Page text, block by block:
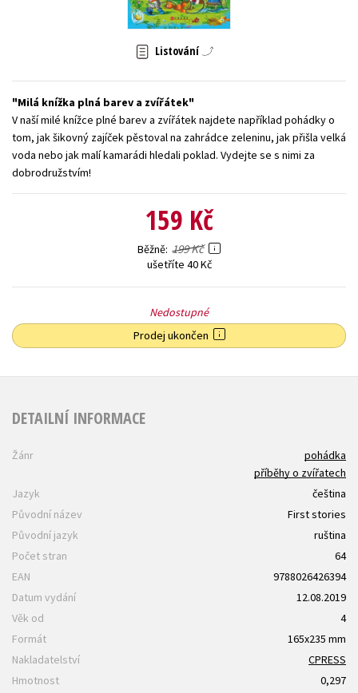
Zahraniční literatura
Všechny tituly
Listování
Milá knížka plná barev a zvířátek
V naší milé knížce plné barev a zvířátek najdete například pohádky o
tom, jak šikovný zajíček pěstoval na zahrádce zeleninu, jak přišla velká
voda nebo jak malí kamarádi hledali poklad. Vydejte se s nimi za
dobrodružstvím!
159 Kč
Běžně 199 Kč
ušetříte 40 Kč
Nedostupné
Prodej ukončen
DETAILNÍ INFORMACE
Žánr
pohádka
příběhy o zvířatech
Jazyk
čeština
Původní název
First stories
Původní jazyk
ruština
Počet stran
64
EAN
9788026426394
Datum vydání
12.08.2019
Věk od
4
Formát
165x235 mm
Nakladatelství
CPRESS
Hmotnost
0,297